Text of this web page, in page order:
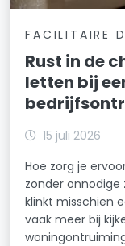
FACILITAIRE
Rust in de
letten bij
15 juli 2026
Hoe zorg je
zonder onnodige
klinkt misschien
vaak meer bij